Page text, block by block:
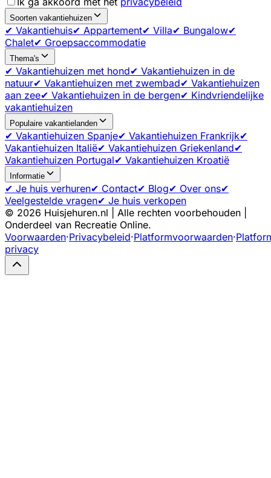
Soorten vakantiehuizen
✔ Vakantiehuis✔ Appartement✔ Villa✔ Bungalow✔
Chalet✔ Groepsaccommodatie
Thema's
✔ Vakantiehuizen met hond✔ Vakantiehuizen in de
natuur✔ Vakantiehuizen met zwembad✔ Vakantiehuizen
aan zee✔ Vakantiehuizen in de bergen✔ Kindvriendelijke
vakantiehuizen
Populaire vakantielanden
✔ Vakantiehuizen Spanje✔ Vakantiehuizen Frankrijk✔
Vakantiehuizen Italië✔ Vakantiehuizen Griekenland✔
Vakantiehuizen Portugal✔ Vakantiehuizen Kroatië
Informatie
✔ Je huis verhuren✔ Contact✔ Blog✔ Over ons✔
Veelgestelde vragen✔ Je huis verkopen
© 2026 Huisjehuren.nl | Alle rechten voorbehouden |
Onderdeel van Recreatie Online.
Voorwaarden·Privacybeleid·Platformvoorwaarden·
privacy